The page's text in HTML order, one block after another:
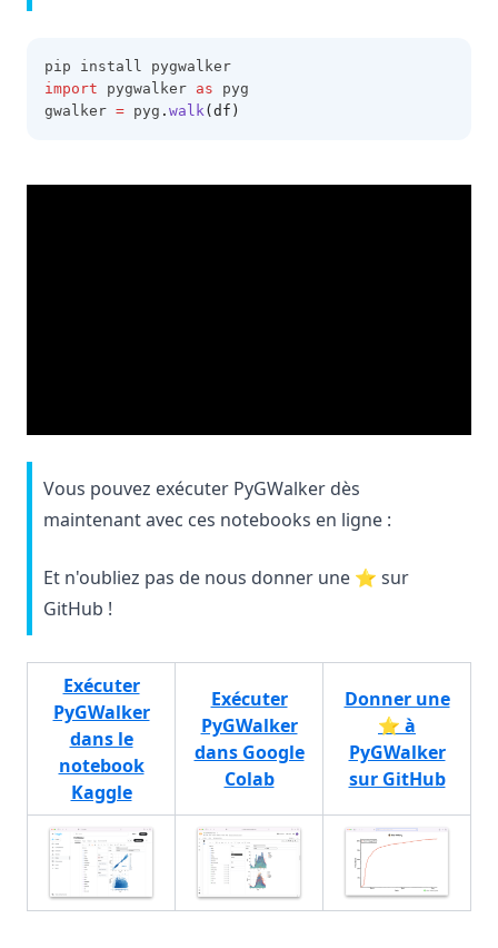
pip install pygwalker
import pygwalker as pyg
gwalker = pyg . walk(df)
Vous pouvez exécuter PyGWalker dès
maintenant avec ces notebooks en ligne :
Et n'oubliez pas de nous donner une ⭐️ sur
GitHub !
Exécuter
PyGWalker
dans le
notebook
Kaggle(opens in a new tab)
Exécuter
PyGWalker
dans Google
Colab(opens in a new tab)
Donner une
⭐️ à
PyGWalker
sur GitHub
(opens in a new tab)(opens in a new tab)(opens in a